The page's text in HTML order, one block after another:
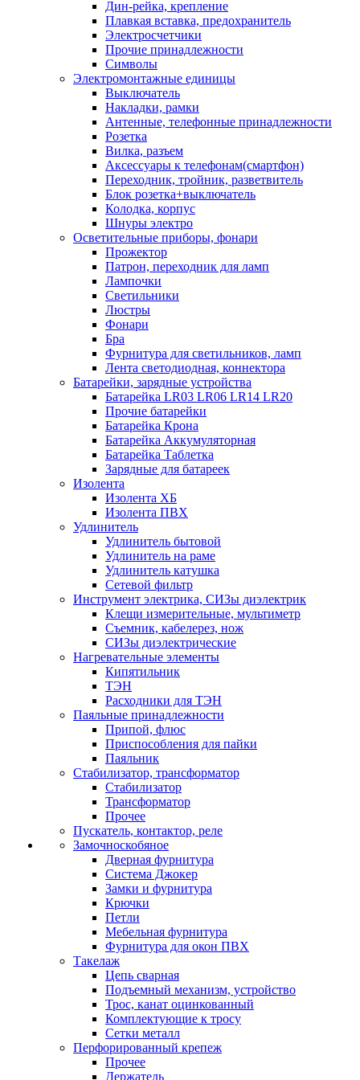
Дин-рейка, крепление
Плавкая вставка, предохранитель
Электросчетчики
Прочие принадлежности
Символы
Электромонтажные единицы
Выключатель
Накладки, рамки
Антенные, телефонные принадлежности
Розетка
Вилка, разъем
Аксессуары к телефонам(смартфон)
Переходник, тройник, разветвитель
Блок розетка+выключатель
Колодка, корпус
Шнуры электро
Осветительные приборы, фонари
Прожектор
Патрон, переходник для ламп
Лампочки
Светильники
Люстры
Фонари
Бра
Фурнитура для светильников, ламп
Лента светодиодная, коннектора
Батарейки, зарядные устройства
Батарейка LR03 LR06 LR14 LR20
Прочие батарейки
Батарейка Крона
Батарейка Аккумуляторная
Батарейка Таблетка
Зарядные для батареек
Изолента
Изолента ХБ
Изолента ПВХ
Удлинитель
Удлинитель бытовой
Удлинитель на раме
Удлинитель катушка
Сетевой фильтр
Инструмент электрика, СИЗы диэлектрик
Клещи измерительные, мультиметр
Съемник, кабелерез, нож
СИЗы диэлектрические
Нагревательные элементы
Кипятильник
ТЭН
Расходники для ТЭН
Паяльные принадлежности
Припой, флюс
Приспособления для пайки
Паяльник
Стабилизатор, трансформатор
Стабилизатор
Трансформатор
Прочее
Пускатель, контактор, реле
Замочноскобяное
Дверная фурнитура
Система Джокер
Замки и фурнитура
Крючки
Петли
Мебельная фурнитура
Фурнитура для окон ПВХ
Такелаж
Цепь сварная
Подъемный механизм, устройство
Трос, канат оцинкованный
Комплектующие к тросу
Сетки металл
Перфорированный крепеж
Прочее
Держатель